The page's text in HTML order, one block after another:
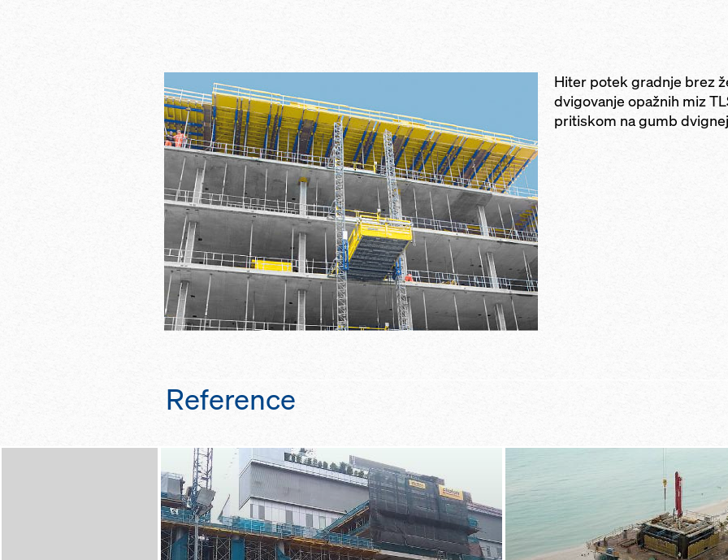
miz TLS
prilagoditev debelini plošče s
pomočjo enostavno prestavljivih
pregibnih glav
mnogostranski zaradi možnosti
podpiranja s podporniki, okvirji mize
ali podpornimi stolpi
Hiter potek gradnje brez
dvigovanje opažnih miz
pritiskom na gumb
Reference